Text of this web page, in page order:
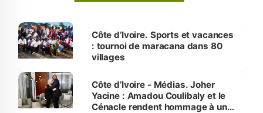
Côte d’Ivoire. Sports et vacances
: tournoi de maracana dans 80
villages
Côte d’Ivoire - Médias. Joher
Yacine : Amadou Coulibaly et le
Cénacle rendent hommage à un